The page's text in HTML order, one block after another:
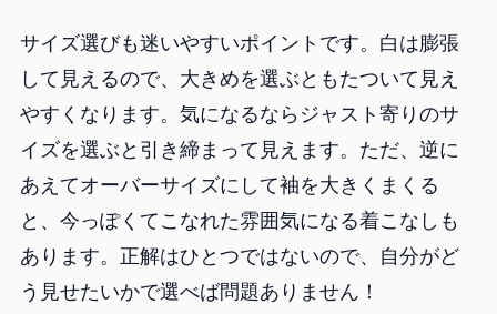
サイズ選びも迷いやすいポイントです。白は膨張
して見えるので、大きめを選ぶともたついて見え
やすくなります。気になるならジャスト寄りのサ
イズを選ぶと引き締まって見えます。ただ、逆に
あえてオーバーサイズにして袖を大きくまくる
と、今っぽくてこなれた雰囲気になる着こなしも
あります。正解はひとつではないので、自分がど
う見せたいかで選べば問題ありません！